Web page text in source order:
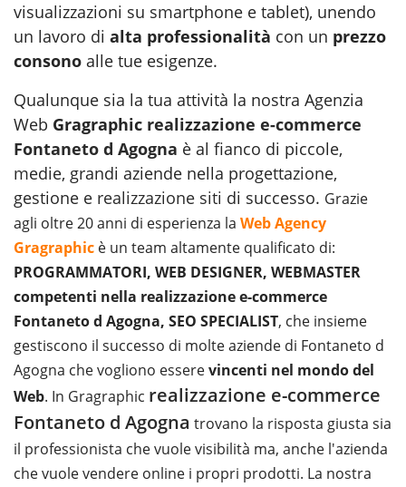
visualizzazioni su smartphone e tablet), unendo
un lavoro di alta professionalità con un prezzo
consono alle tue esigenze.
Qualunque sia la tua attività la nostra Agenzia
Web Gragraphic realizzazione e-commerce
Fontaneto d Agogna è al fianco di piccole,
medie, grandi aziende nella progettazione,
gestione e realizzazione siti di successo. Grazie
agli oltre 20 anni di esperienza la Web Agency
Gragraphic è un team altamente qualificato di:
PROGRAMMATORI, WEB DESIGNER, WEBMASTER
competenti nella realizzazione e-commerce
Fontaneto d Agogna, SEO SPECIALIST, che insieme
gestiscono il successo di molte aziende di Fontaneto d
Agogna che vogliono esserevincenti nel mondo del
Web. In Gragraphic realizzazione e-commerce
Fontaneto d Agogna trovano la risposta giusta sia
il professionista che vuole visibilità ma, anche l'azienda
che vuole vendere online i propri prodotti. La nostra